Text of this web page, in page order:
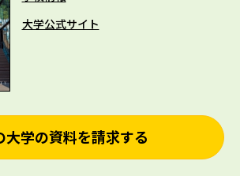
大学公式サイト
大学の資料を請求する